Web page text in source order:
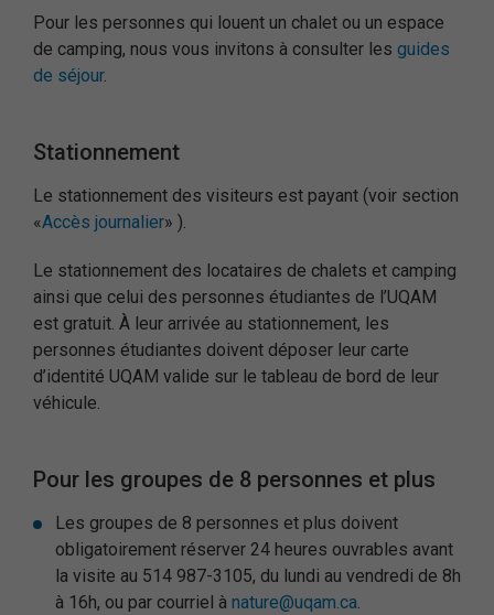
Pour les personnes qui louent un chalet ou un espace
de camping, nous vous invitons à consulter les guides
de séjour.
Stationnement
Le stationnement des visiteurs est payant (voir section
«Accès journalier» ).
Le stationnement des locataires de chalets et camping
ainsi que celui des personnes étudiantes de l’UQAM
est gratuit. À leur arrivée au stationnement, les
personnes étudiantes doivent déposer leur carte
d’identité UQAM valide sur le tableau de bord de leur
véhicule.
Pour les groupes de 8 personnes et plus
Les groupes de 8 personnes et plus doivent
obligatoirement réserver 24 heures ouvrables avant
la visite au 514 987-3105, du lundi au vendredi de 8h
à 16h, ou par courriel à nature@uqam.ca.